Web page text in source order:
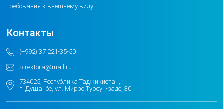
Требования к внешнему виду
Контакты
(+992) 37 221-35-50
p.rektora@mail.ru
734025, Республика Таджикистан,
г. Душанбе, ул. Мирзо Турсун-заде, 30